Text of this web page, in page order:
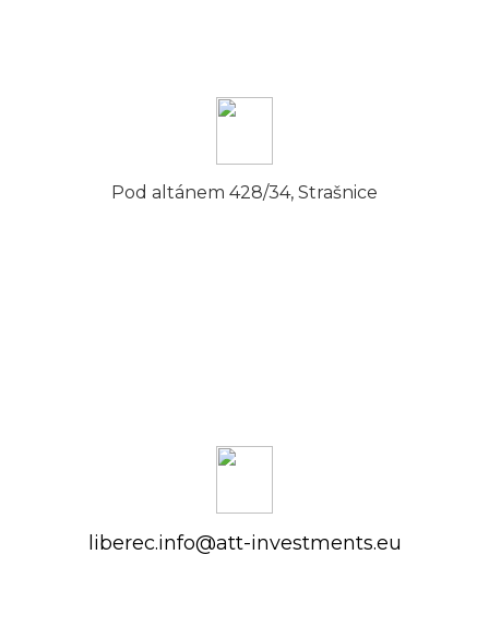
Pod altánem 428/34, Strašnice
liberec.info@att-investments.eu